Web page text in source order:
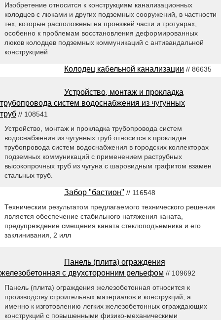
Изобретение относится к конструкциям канализационных
колодцев с люками и других подземных сооружений, в частности
тех, которые расположены на проезжей части и тротуарах,
особенно к проблемам восстановления деформированных
люков колодцев подземных коммуникаций с антивандальной
конструкцией
Колодец кабельной канализации // 86635
Устройство, монтаж и прокладка
трубопровода систем водоснабжения из чугунных
труб // 108541
Устройство, монтаж и прокладка трубопровода систем
водоснабжения из чугунных труб относится к прокладке
трубопровода систем водоснабжения в городских коллекторах
подземных коммуникаций с применением раструбных
высокопрочных труб из чугуна с шаровидным графитом взамен
стальных труб.
Забор "бастион" // 116548
Техническим результатом предлагаемого технического решения
является обеспечение стабильного натяжения каната,
предупреждение смещения каната стеклоподъемника и его
заклинивания, 2 илл
Панель (плита) ограждения
железобетонная с двухсторонним рельефом // 109692
Панель (плита) ограждения железобетонная относится к
производству строительных материалов и конструкций, а
именно к изготовлению легких железобетонных ограждающих
конструкций с повышенными физико-механическими